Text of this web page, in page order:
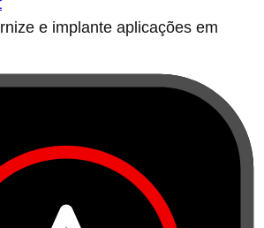
e implante aplicações em